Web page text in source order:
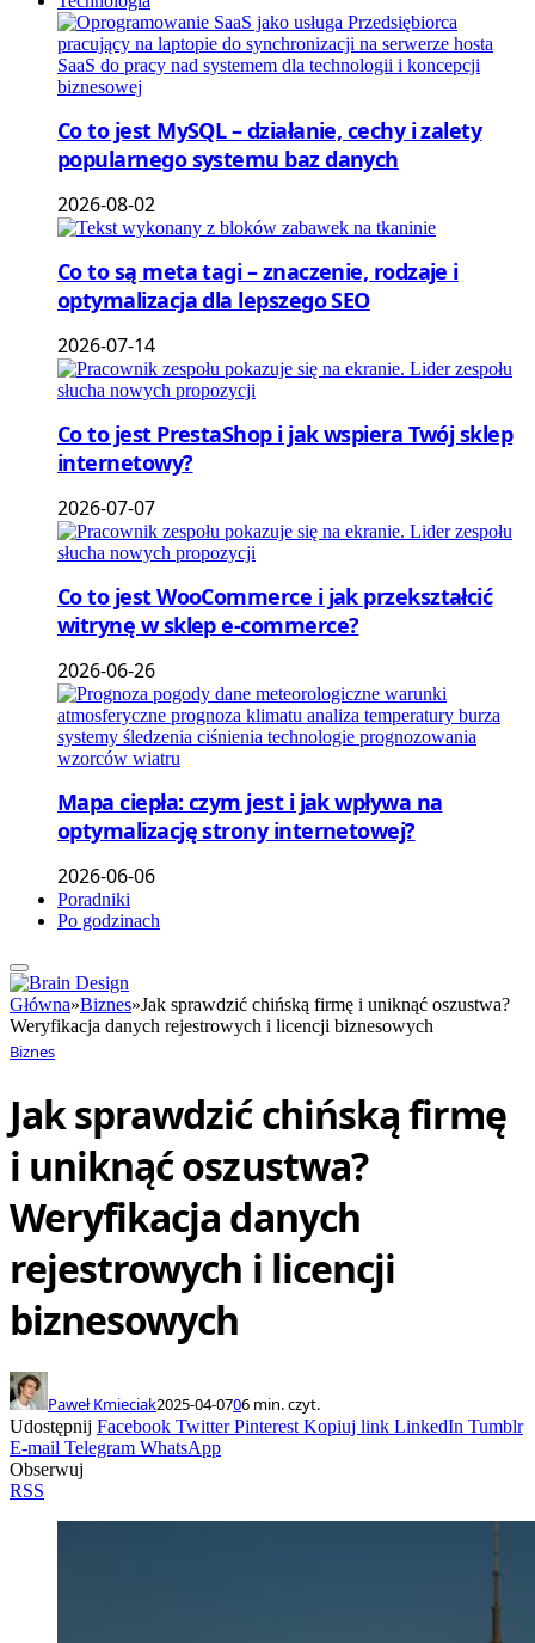
Co to jest MySQL – działanie, cechy i zalety
popularnego systemu baz danych
2026-08-02
Co to są meta tagi – znaczenie, rodzaje i
optymalizacja dla lepszego SEO
2026-07-14
Co to jest PrestaShop i jak wspiera Twój sklep
internetowy?
2026-07-07
Co to jest WooCommerce i jak przekształcić
witrynę w sklep e-commerce?
2026-06-26
Mapa ciepła: czym jest i jak wpływa na
optymalizację strony internetowej?
2026-06-06
Poradniki
Po godzinach
Główna»Biznes»Jak sprawdzić chińską firmę i uniknąć oszustwa?
Weryfikacja danych rejestrowych i licencji biznesowych
Biznes
Jak sprawdzić chińską firmę
i uniknąć oszustwa?
Weryfikacja danych
rejestrowych i licencji
biznesowych
Paweł Kmieciak2025-04-0706 min. czyt.
Udostępnij Facebook Twitter Pinterest Kopiuj link LinkedIn Tumblr
E-mail Telegram WhatsApp
Obserwuj
RSS